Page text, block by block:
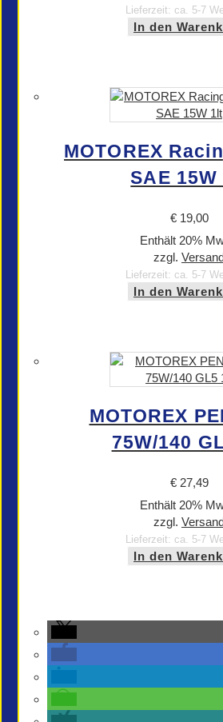
Lieferzeit: ca. 5-7
In den
MOTOREX
SAE
€19,00
Enthält 20%
zzgl.
Lieferzeit: ca. 5-7
In den
MOTOREX
75W/140
€27,49
Enthält 20%
zzgl.
Lieferzeit: ca. 5-7
In den